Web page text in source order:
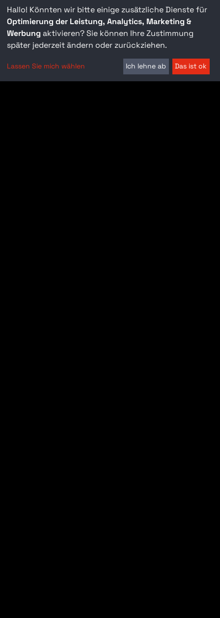
Hallo! Könnten wir bitte einige zusätzliche Dienste für
Optimierung der Leistung, Analytics, Marketing &
Werbung aktivieren? Sie können Ihre Zustimmung
später jederzeit ändern oder zurückziehen.
Lassen Sie mich wählen Ich lehne ab Das ist ok